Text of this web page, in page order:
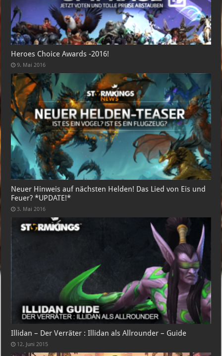
Heroes Choice Awards -2016!
9. Mai 2016
Neuer Hinweis auf nächsten Helden! Das Lied von Eis und
Feuer? *UPDATE!*
3. Mai 2016
Illidan – Der Verräter : Illidan als Allrounder – Guide
12. Juni 2015